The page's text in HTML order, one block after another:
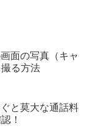
面の写真（キャ
る方法
と莫大な通話料
！